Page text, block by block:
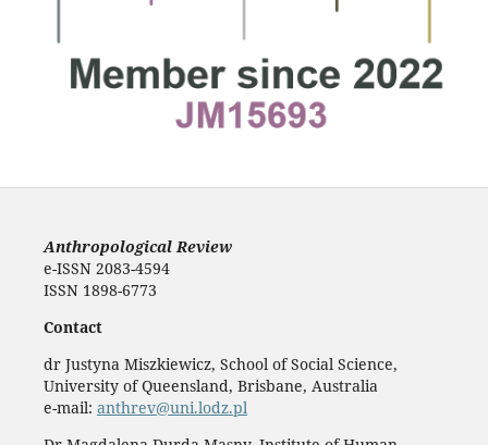
Anthropological Review
e-ISSN 2083-4594
ISSN 1898-6773
Contact
dr Justyna Miszkiewicz, School of Social Science,
University of Queensland, Brisbane, Australia
e-mail: anthrev@uni.lodz.pl